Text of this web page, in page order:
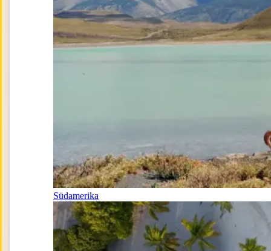
Südamerika